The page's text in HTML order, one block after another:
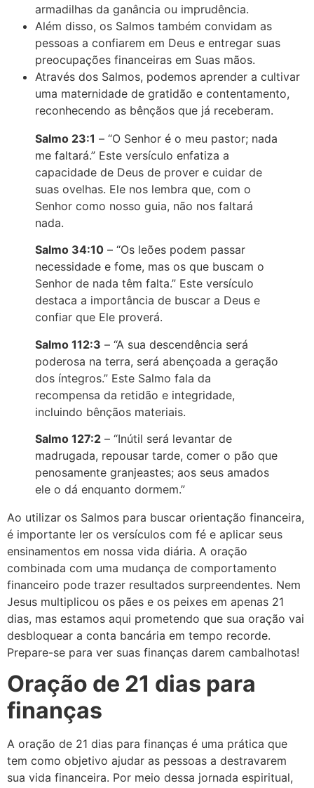
armadilhas da ganância ou imprudência.
Além disso, os Salmos também convidam as
pessoas a confiarem em Deus e entregar suas
preocupações financeiras em Suas mãos.
Através dos Salmos, podemos aprender a cultivar
uma maternidade de gratidão e contentamento,
reconhecendo as bênçãos que já receberam.
Salmo 23:1 – “O Senhor é o meu pastor; nada
me faltará.” Este versículo enfatiza a
capacidade de Deus de prover e cuidar de
suas ovelhas. Ele nos lembra que, com o
Senhor como nosso guia, não nos faltará
nada.
Salmo 34:10 – “Os leões podem passar
necessidade e fome, mas os que buscam o
Senhor de nada têm falta.” Este versículo
destaca a importância de buscar a Deus e
confiar que Ele proverá.
Salmo 112:3 – “A sua descendência será
poderosa na terra, será abençoada a geração
dos íntegros.” Este Salmo fala da
recompensa da retidão e integridade,
incluindo bênçãos materiais.
Salmo 127:2 – “Inútil será levantar de
madrugada, repousar tarde, comer o pão que
penosamente granjeastes; aos seus amados
ele o dá enquanto dormem.”
Ao utilizar os Salmos para buscar orientação financeira,
é importante ler os versículos com fé e aplicar seus
ensinamentos em nossa vida diária. A oração
combinada com uma mudança de comportamento
financeiro pode trazer resultados surpreendentes. Nem
Jesus multiplicou os pães e os peixes em apenas 21
dias, mas estamos aqui prometendo que sua oração vai
desbloquear a conta bancária em tempo recorde.
Prepare-se para ver suas finanças darem cambalhotas!
Oração de 21 dias para
finanças
A oração de 21 dias para finanças é uma prática que
tem como objetivo ajudar as pessoas a destravarem
sua vida financeira. Por meio dessa jornada espiritual,